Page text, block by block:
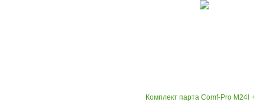
Комплект парта Comf-Pro M24l +